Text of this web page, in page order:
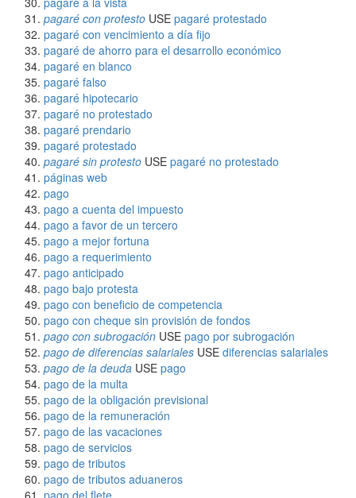
pagaré con protesto USE pagaré protestado
pagaré con vencimiento a día fijo
pagaré de ahorro para el desarrollo económico
pagaré en blanco
pagaré falso
pagaré hipotecario
pagaré no protestado
pagaré prendario
pagaré protestado
pagaré sin protesto USE pagaré no protestado
páginas web
pago
pago a cuenta del impuesto
pago a favor de un tercero
pago a mejor fortuna
pago a requerimiento
pago anticipado
pago bajo protesta
pago con beneficio de competencia
pago con cheque sin provisión de fondos
pago con subrogación USE pago por subrogación
pago de diferencias salariales USE diferencias salariales
pago de la deuda USE pago
pago de la multa
pago de la obligación previsional
pago de la remuneración
pago de las vacaciones
pago de servicios
pago de tributos
pago de tributos aduaneros
pago del flete